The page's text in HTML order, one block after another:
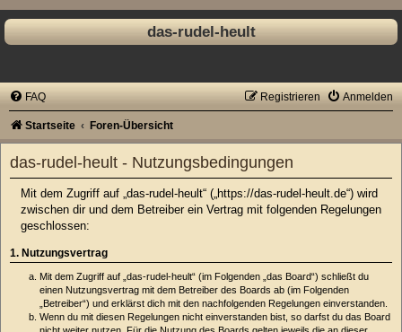
das-rudel-heult
FAQ Anmelden
Registrieren
Startseite Foren-Übersicht
das-rudel-heult - Nutzungsbedingungen
Mit dem Zugriff auf „das-rudel-heult“ („https://das-rudel-heult.de“) wird
zwischen dir und dem Betreiber ein Vertrag mit folgenden Regelungen
geschlossen:
1. Nutzungsvertrag
Mit dem Zugriff auf „das-rudel-heult“ (im Folgenden „das Board“) schließt du
einen Nutzungsvertrag mit dem Betreiber des Boards ab (im Folgenden
„Betreiber“) und erklärst dich mit den nachfolgenden Regelungen einverstanden.
Wenn du mit diesen Regelungen nicht einverstanden bist, so darfst du das Board